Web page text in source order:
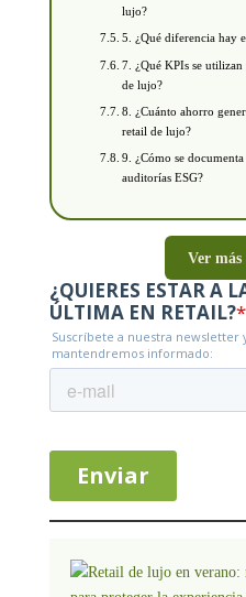
lujo?
5. ¿Qué diferencia hay
7. ¿Qué KPIs se
de lujo?
8. ¿Cuánto ahorro
retail de lujo?
9. ¿Cómo se
auditorías ESG?
Ver